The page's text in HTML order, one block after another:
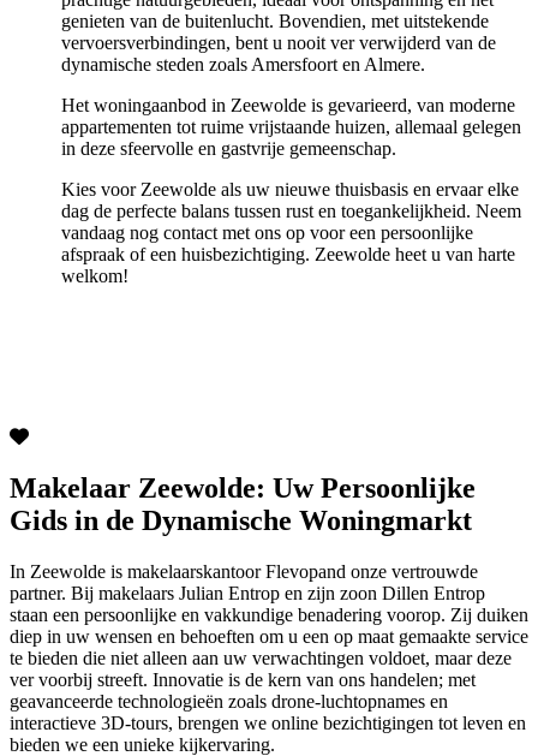
genieten van de buitenlucht. Bovendien, met uitstekende
vervoersverbindingen, bent u nooit ver verwijderd van de
dynamische steden zoals Amersfoort en Almere.
Het woningaanbod in Zeewolde is gevarieerd, van moderne
appartementen tot ruime vrijstaande huizen, allemaal gelegen
in deze sfeervolle en gastvrije gemeenschap.
Kies voor Zeewolde als uw nieuwe thuisbasis en ervaar elke
dag de perfecte balans tussen rust en toegankelijkheid. Neem
vandaag nog contact met ons op voor een persoonlijke
afspraak of een huisbezichtiging. Zeewolde heet u van harte
welkom!
Makelaar Zeewolde: Uw Persoonlijke
Gids in de Dynamische Woningmarkt
In Zeewolde is makelaarskantoor Flevopand onze vertrouwde
partner. Bij makelaars Julian Entrop en zijn zoon Dillen Entrop
staan een persoonlijke en vakkundige benadering voorop. Zij duiken
diep in uw wensen en behoeften om u een op maat gemaakte service
te bieden die niet alleen aan uw verwachtingen voldoet, maar deze
ver voorbij streeft. Innovatie is de kern van ons handelen; met
geavanceerde technologieën zoals drone-luchtopnames en
interactieve 3D-tours, brengen we online bezichtigingen tot leven en
bieden we een unieke kijkervaring.